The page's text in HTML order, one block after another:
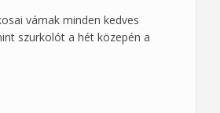
várnak minden kedves
szurkolót a hét közepén a